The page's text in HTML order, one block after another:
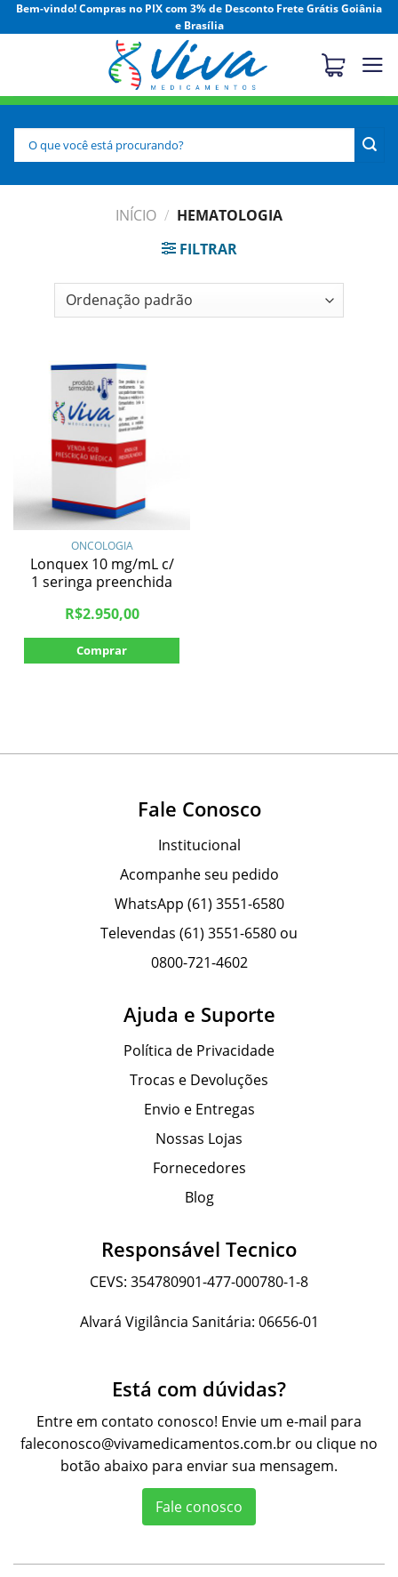
Skip
to
Bem-vindo! Compras no PIX com 3% de Desconto Frete Grátis Goiânia
e Brasília
por:
INÍCIO / HEMATOLOGIA
FILTRAR
ONCOLOGIA
Lonquex 10 mg/mL c/
1 seringa preenchida
R$2.950,00
Comprar
Fale Conosco
Institucional
Acompanhe seu pedido
WhatsApp (61) 3551-6580
Televendas (61) 3551-6580 ou
0800-721-4602
Ajuda e Suporte
Política de Privacidade
Trocas e Devoluções
Envio e Entregas
Nossas Lojas
Fornecedores
Blog
Responsável Tecnico
CEVS: 354780901-477-000780-1-8
Alvará Vigilância Sanitária: 06656-01
Está com dúvidas?
Entre em contato conosco! Envie um e-mail para
faleconosco@vivamedicamentos.com.br ou clique no
botão abaixo para enviar sua mensagem.
Fale conosco